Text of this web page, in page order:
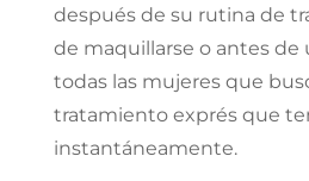
después de su rutina de
de maquillarse o antes de
todas las mujeres que
tratamiento exprés que
instantáneamente.